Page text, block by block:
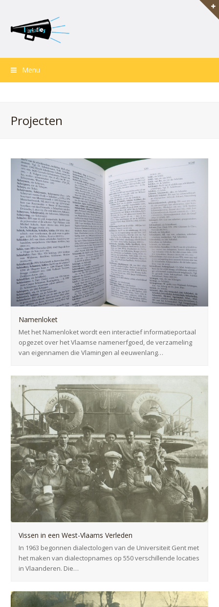
Menu
Projecten
Namenloket
Met het Namenloket wordt een interactief informatieportaal
opgezet over het Vlaamse namenerfgoed, de verzameling
van eigennamen die Vlamingen al eeuwenlang…
Vissen in een West-Vlaams Verleden
In 1963 begonnen dialectologen van de Universiteit Gent met
het maken van dialectopnames op 550 verschillende locaties
in Vlaanderen. Die…